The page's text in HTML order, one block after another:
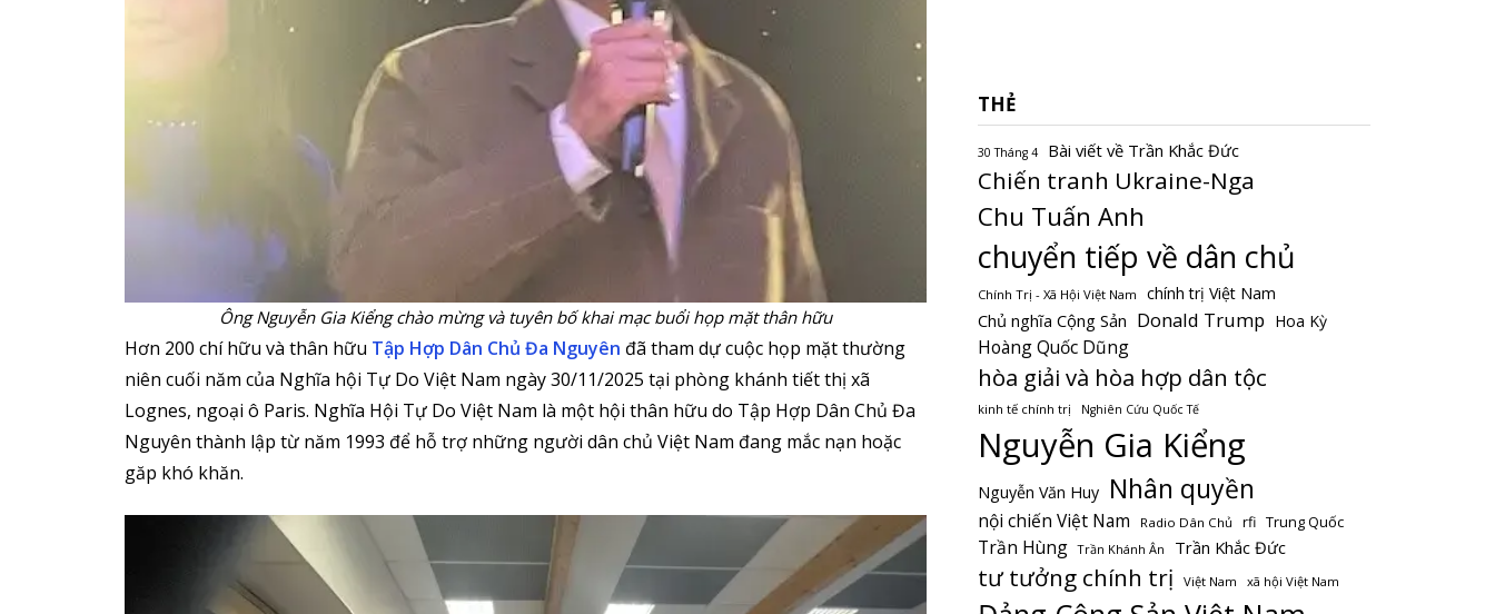
Ông Nguyễn Gia Kiểng chào mừng và tuyên bố khai mạc buổi họp mặt thân hữu
Hơn 200 chí hữu và thân hữu Tập Hợp Dân Chủ Đa Nguyên đã tham dự cuộc họp mặt thường
niên cuối năm của Nghĩa hội Tự Do Việt Nam ngày 30/11/2025 tại phòng khánh tiết thị xã
Lognes, ngoại ô Paris. Nghĩa Hội Tự Do Việt Nam là một hội thân hữu do Tập Hợp Dân Chủ Đa
Nguyên thành lập từ năm 1993 để hỗ trợ những người dân chủ Việt Nam đang mắc nạn hoặc
găp khó khăn.
THẺ
30 Tháng 4 Bài viết về Trần Khắc Đức
Chiến tranh Ukraine-Nga
Chu Tuấn Anh
chuyển tiếp về dân chủ
Chính Trị - Xã Hội Việt Nam chính trị Việt Nam
Chủ nghĩa Cộng Sản Donald Trump Hoa Kỳ
Hoàng Quốc Dũng
hòa giải và hòa hợp dân tộc
kinh tế chính trị Nghiên Cứu Quốc Tế
Nguyễn Gia Kiểng
Nguyễn Văn Huy Nhân quyền
nội chiến Việt Nam Radio Dân Chủ rfi Trung Quốc
Trần Hùng Trần Khánh Ân Trần Khắc Đức
tư tưởng chính trị Việt Nam xã hội Việt Nam